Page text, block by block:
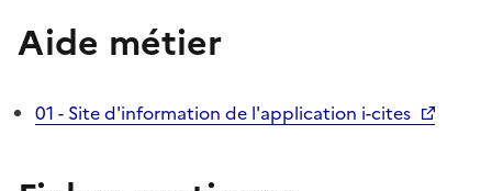
Aide métier
01 - Site d'information de l'application i-cites